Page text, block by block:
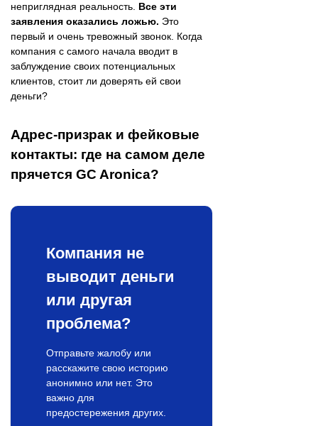
неприглядная реальность. Все эти
заявления оказались ложью. Это
первый и очень тревожный звонок. Когда
компания с самого начала вводит в
заблуждение своих потенциальных
клиентов, стоит ли доверять ей свои
деньги?
Адрес-призрак и фейковые
контакты: где на самом деле
прячется GC Aronica?
Компания не
выводит деньги
или другая
проблема?
Отправьте жалобу или
расскажите свою историю
анонимно или нет. Это
важно для
предостережения других.